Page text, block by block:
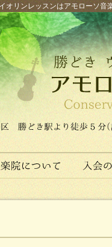
オリンレッスンはアモローソ